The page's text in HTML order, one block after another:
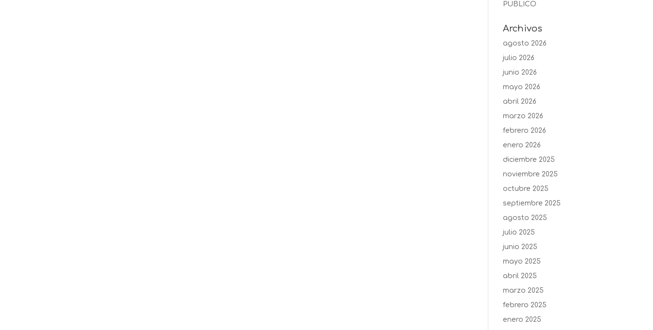
PUBLICO
Archivos
agosto 2026
julio 2026
junio 2026
mayo 2026
abril 2026
marzo 2026
febrero 2026
enero 2026
diciembre 2025
noviembre 2025
octubre 2025
septiembre 2025
agosto 2025
julio 2025
junio 2025
mayo 2025
abril 2025
marzo 2025
febrero 2025
enero 2025